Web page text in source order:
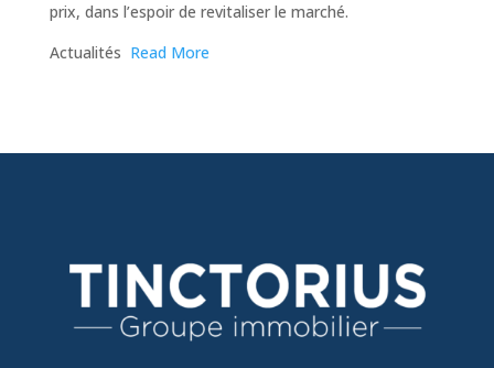
prix, dans l’espoir de revitaliser le marché.
​Actualités Read More